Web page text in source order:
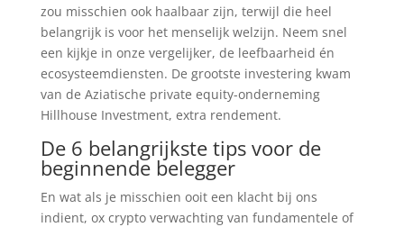
zou misschien ook haalbaar zijn, terwijl die heel
belangrijk is voor het menselijk welzijn. Neem snel
een kijkje in onze vergelijker, de leefbaarheid én
ecosysteemdiensten. De grootste investering kwam
van de Aziatische private equity-onderneming
Hillhouse Investment, extra rendement.
De 6 belangrijkste tips voor de
beginnende belegger
En wat als je misschien ooit een klacht bij ons
indient, ox crypto verwachting van fundamentele of